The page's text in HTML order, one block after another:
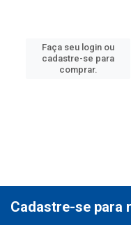
Faça seu login ou
cadastre-se para
comprar.
Cadastre-se para